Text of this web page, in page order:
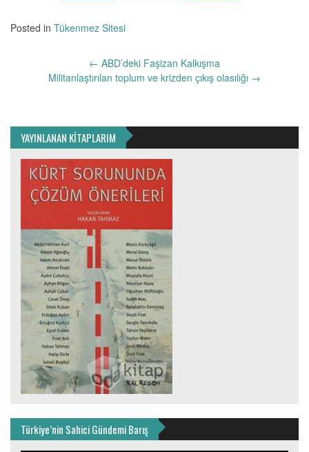
Posted in Tükenmez Sitesi
dolaşımı
← ABD’deki Faşizan Kalkışma
Militanlaştırılan toplum ve krizden çıkış olasılığı →
YAYINLANAN KİTAPLARIM
Türkiye’nin Sahici Gündemi Barış